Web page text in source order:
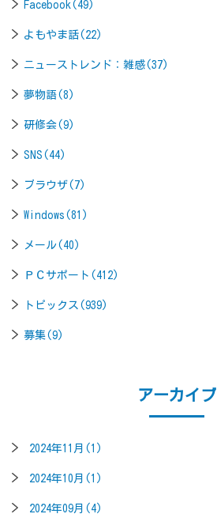
Facebook(49)
よもやま話(22)
ニューストレンド：雑感(37)
夢物語(8)
研修会(9)
SNS(44)
ブラウザ(7)
Windows(81)
メール(40)
ＰＣサポート(412)
トピックス(939)
募集(9)
アーカイブ
2024年11月(1)
2024年10月(1)
2024年09月(4)